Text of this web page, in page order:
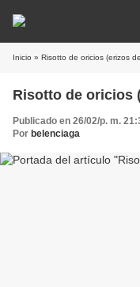
Inicio » Risotto de oricios (erizos
Risotto de oricios
Publicado en 26/02/p. m.
Por belenciaga